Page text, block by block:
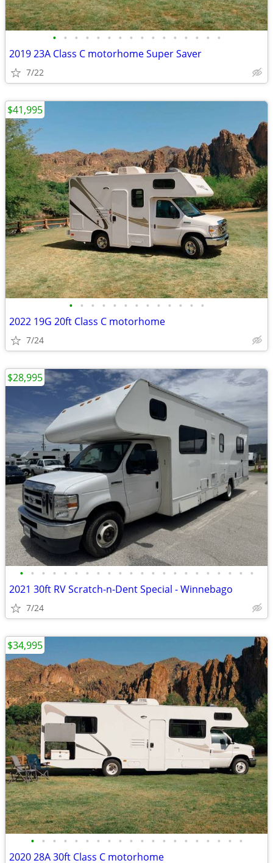
• • • • • • • • • • • • • • • •
2019 23A Class C motorhome Super Saver
7/22
• • • • • • • • • • • • •
2022 19G 20ft Class C motorhome
7/24
$41,995
• • • • • • • • • • • • • • • • • • • • • •
2021 30ft RV Scratch-n-Dent Special - Winnebago
7/24
$28,995
• • • • • • • • • • • • • • • • • • • •
2020 28A 30ft Class C motorhome
$34,995